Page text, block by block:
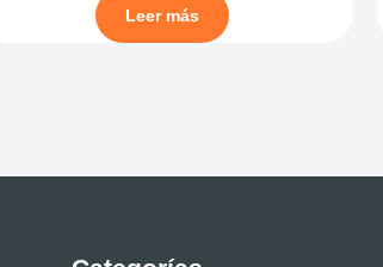
Leer más